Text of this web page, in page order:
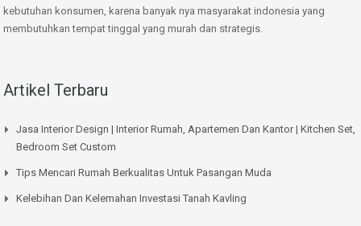
kebutuhan konsumen, karena banyak nya masyarakat indonesia yang
membutuhkan tempat tinggal yang murah dan strategis.
Artikel Terbaru
Jasa Interior Design | Interior Rumah, Apartemen Dan Kantor | Kitchen Set,
Bedroom Set Custom
Tips Mencari Rumah Berkualitas Untuk Pasangan Muda
Kelebihan Dan Kelemahan Investasi Tanah Kavling